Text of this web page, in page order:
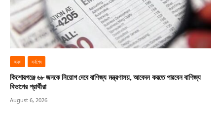
জবস সর্বশেষ
কিশোরগঞ্জে ৬৮ জনকে নিয়োগ দেবে বাণিজ্য মন্ত্রণালয়, আবেদন করতে পারবেন বাণিজ্য
বিভাগের প্রার্থীরা
August 6, 2026